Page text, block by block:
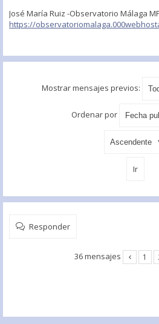
José María Ruiz -Observatorio Málaga
https://
Mostrar mensajes previos:
Ordenar por
Responder
36 mensajes 1